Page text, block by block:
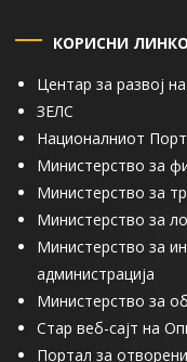
КОРИСНИ
Центар за развој
ЗЕЛС
Националниот
Министерство за
Министерство за
Министерство за
Министерство за
администрација
Министерство за
Стар веб-сајт на
Портал за